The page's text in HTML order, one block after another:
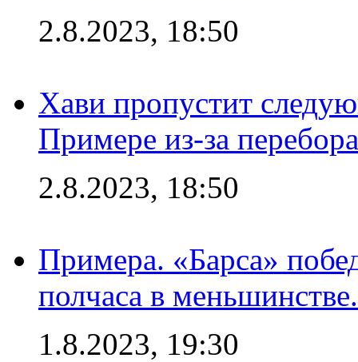
2.8.2023, 18:50
Хави пропустит
Примере из-за
2.8.2023, 18:50
Примера. «Барса»
полчаса в
1.8.2023, 19:30